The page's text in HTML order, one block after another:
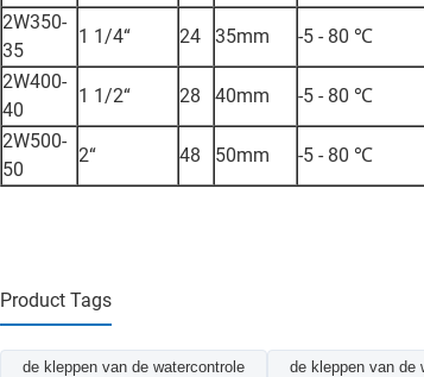
2W350-
35
1 1/4“ 24 35mm -5 - 80 ℃
2W400-
40
1 1/2“ 28 40mm -5 - 80 ℃
2W500-
50
2“ 48 50mm -5 - 80 ℃
Product Tags
de kleppen van de watercontrole de kleppen van de